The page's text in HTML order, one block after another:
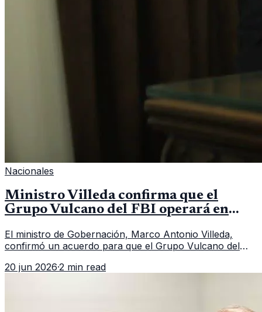
Nacionales
Ministro Villeda confirma que el
Grupo Vulcano del FBI operará en
El ministro de Gobernación, Marco Antonio Villeda,
confirmó un acuerdo para que el Grupo Vulcano del
fallido con la administración anterior del Ministerio
20 jun 2026·2 min read